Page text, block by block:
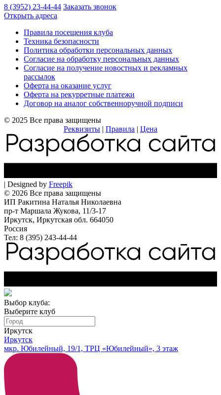
8 (3952) 23-44-44 Заказать звонок
Открыть адреса
Правила посещения клуба
Техника безопасности
Политика обработки персональных данных
Согласие на обработку персональных данных
Согласие на получение новостных и рекламных
рассылок
Оферта на оказание услуг
Оферта на рекурретные платежи
Договор на аналог собственноручной подписи
© 2025 Все права защищены
Реквизиты | Правила | Цена
| Designed by Freepik
© 2026 Все права защищены
ИП Ракитина Наталья Николаевна
пр-т Маршала Жукова, 11/3-17
Иркутск, Иркутская обл. 664050
Россия
Тел: 8 (395) 243-44-44
Выбор клуба:
Выберите клуб
Иркутск
Иркутск
мкр. Юбилейный, 19/1, ТРЦ «Юбилейный», 3 этаж